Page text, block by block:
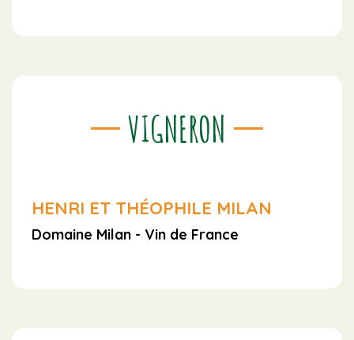
VIGNERON
HENRI ET THÉOPHILE MILAN
Domaine Milan - Vin de France